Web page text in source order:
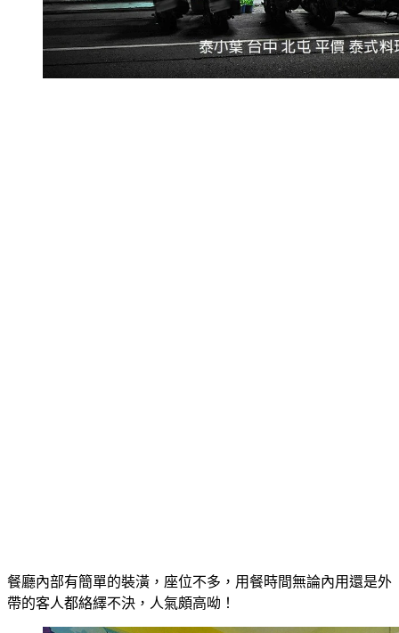
餐廳內部有簡單的裝潢，座位不多，用餐時間無論內用還是外
帶的客人都絡繹不決，人氣頗高呦！